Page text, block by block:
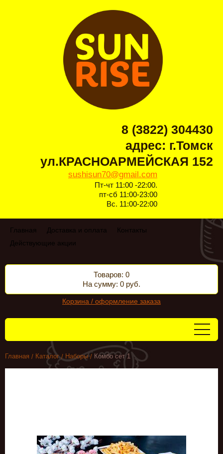
8 (3822) 304430
адрес: г.Томск
ул.КРАСНОАРМЕЙСКАЯ 152
sushisun70@gmail.com
Пт-чт 11:00 -22:00.
пт-сб 11:00-23:00
Вс. 11:00-22:00
Главная Доставка и оплата
Контакты
Действующие акции
Товаров: 0
На сумму: 0 руб.
Корзина / оформление заказа
Главная Каталог Наборы Комбо сет 1